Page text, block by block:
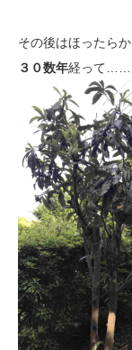
その後はほったら
３０数年経って……